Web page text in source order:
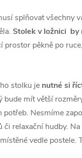
splňovat všechny
Stolek v ložnici
pěkně po
stolku je nutné si
mít větší
potřeb. Nesmíme
relaxační hudby.
vedle postele.